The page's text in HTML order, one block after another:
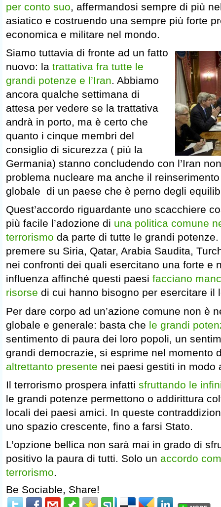
per conto suo, affermandosi sempre di più
asiatico e costruendo una sempre più forte
economica e militare nel mondo.
Siamo tuttavia di fronte ad un fatto
nuovo: la trattativa fra tutte le
grandi potenze e l’Iran. Abbiamo
ancora qualche settimana di
attesa per vedere se la trattativa
andrà in porto, ma è certo che
quanto i cinque membri del
consiglio di sicurezza ( più la
Germania) stanno concludendo con l’Iran
problema nucleare ma anche il
globale di un paese che è perno degli
Quest’accordo riguardante uno scacchiere
più facile l’adozione di una politica comune
terrorismo da parte di tutte le grandi
premere su Siria, Qatar, Arabia Saudita,
nei confronti dei quali esercitano una forte e
influenza affinché questi paesi facciano
risorse di cui hanno bisogno per esercitare il
Per dare corpo ad un’azione comune non è
globale e generale: basta che le grandi
sentimento di paura dei loro popoli, un
grandi democrazie, si esprime nel momento
altrettanto presente nei paesi gestiti in modo
Il terrorismo prospera infatti sfruttando le
le grandi potenze permettono o addirittura
locali dei paesi amici. In queste
uno spazio crescente, fino a farsi Stato.
L’opzione bellica non sarà mai in grado di
positivo la paura di tutti. Solo un accordo
terrorismo.
Be Sociable, Share!